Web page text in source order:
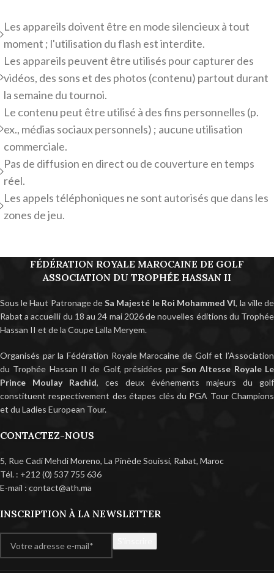
Les appareils doivent être en mode silencieux à tout
moment ; l'utilisation du flash est interdite.
Les appareils peuvent être utilisés pour capturer des
vidéos, des sons et des photos (contenu) partout durant
la semaine du tournoi.
Le contenu peut être utilisé à des fins personnelles (p.
ex., médias sociaux personnels) ; aucune utilisation
commerciale.
Pas de diffusion en direct ou de couverture en temps
réel.
Les appels téléphoniques ne sont autorisés que dans les
zones de jeu.
FÉDÉRATION ROYALE MAROCAINE DE GOLF
ASSOCIATION DU TROPHÉE HASSAN II
Sous le Haut Patronage deSa Majesté le Roi Mohammed VI, la ville de
Rabat a accueilli du 18 au 24 mai 2026 de nouvelles éditions du Trophée
Hassan II et de la Coupe Lalla Meryem.
Organisés par la Fédération Royale Marocaine de Golf et l’Association
du Trophée Hassan II de Golf, présidées par Son Altesse Royale Le
Prince Moulay Rachid, ces deux événements majeurs du golf
constituent respectivement des étapes clés du PGA Tour Champions
et du Ladies European Tour.
CONTACTEZ-NOUS
5, Rue Cadi Mehdi Moreno, La Pinède Souissi, Rabat, Maroc
Tél. : +212 (0) 537 755 636
E-mail : contact@ath.ma
INSCRIPTION À LA NEWSLETTER